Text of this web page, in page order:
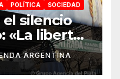
POLÍTICA SOCIEDAD
silencio
«La libertad
ser
ARGENTINA